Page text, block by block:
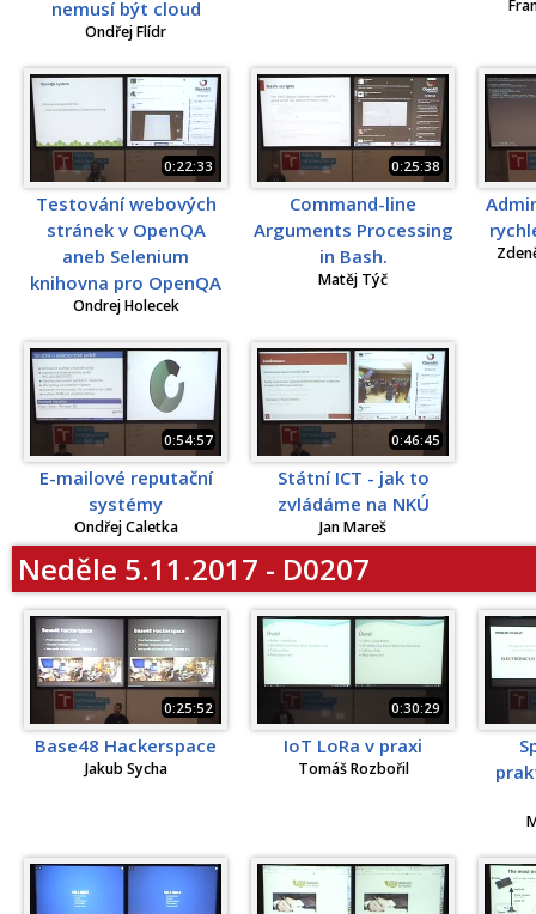
nemusí být cloud
Ondřej Flídr
0:22:33
Testování webových
stránek v OpenQA
aneb Selenium
knihovna pro OpenQA
Ondrej Holecek
0:25:38
Command-line
Arguments Processing
in Bash.
Matěj Týč
0:54:57
E-mailové reputační
systémy
Ondřej Caletka
0:46:45
Státní ICT - jak to
zvládáme na NKÚ
Jan Mareš
Neděle 5.11.2017 - D0207
0:25:52
Base48 Hackerspace
Jakub Sycha
0:30:29
IoT LoRa v praxi
Tomáš Rozbořil